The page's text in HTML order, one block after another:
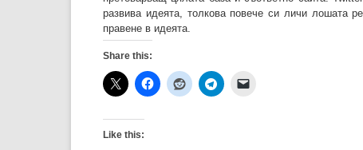
развива идеята, толкова повече си личи лошата
правене в идеята.
Share this:
Like this: